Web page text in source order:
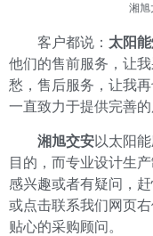
湘旭
客户都说： 太阳
他们的售前服务，让
愁，售后服务，让我
一直致力于提供完善
湘旭交安以太阳
目的，而专业设计生
感兴趣或者有疑问，
或点击联系我们网页
贴心的采购顾问。